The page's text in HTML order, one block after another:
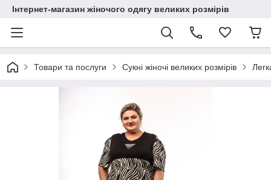
Інтернет-магазин жіночого одягу великих розмірів
Товари та послуги Сукні жіночі великих розмірів